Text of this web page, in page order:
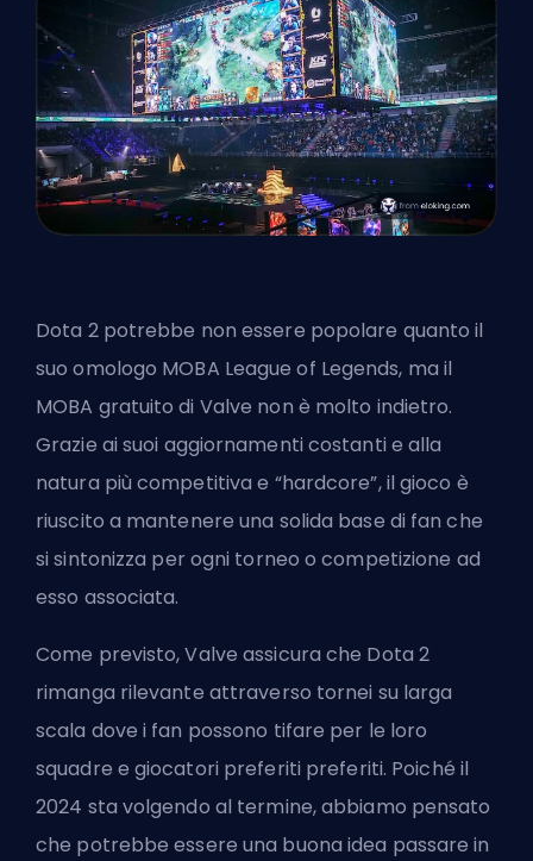
Dota 2 potrebbe non essere popolare quanto il
suo omologo MOBA League of Legends, ma il
MOBA gratuito di Valve non è molto indietro.
Grazie ai suoi aggiornamenti costanti e alla
natura più competitiva e “hardcore”, il gioco è
riuscito a mantenere una solida base di fan che
si sintonizza per ogni torneo o competizione ad
esso associata.
Come previsto, Valve assicura che Dota 2
rimanga rilevante attraverso tornei su larga
scala dove i fan possono tifare per le loro
squadre e giocatori preferiti preferiti. Poiché il
2024 sta volgendo al termine, abbiamo pensato
che potrebbe essere una buona idea passare in